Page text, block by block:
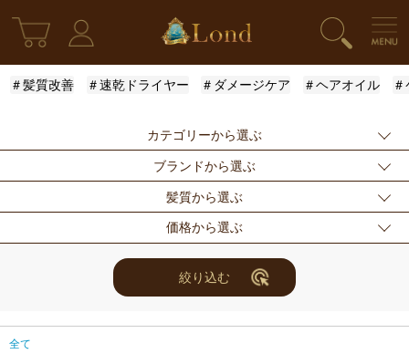
＃髪質改善 ＃速乾ドライヤー ＃ダメージケア ＃ヘアオイル
カテゴリーから選ぶ
新発売 シャンプー
トリートメント
アウトバストリー
ドライヤー・ヘア
アイロン
スタイリング
for Men
メンズスタイリン
グ
ブランドから選ぶ
指定なし Londオリジナル
ケラスターゼ
モロッカンオイル
ルベル
アリミノ
ナンバースリー
ミアン フォード
ホリスティックキ
アクティバート
髪質から選ぶ
ふんわり ハリ・コシ
ウェット
ツヤ
しっとり
価格から選ぶ
〜3000円
3001円〜5000円
円
30000円
絞り込む
全て